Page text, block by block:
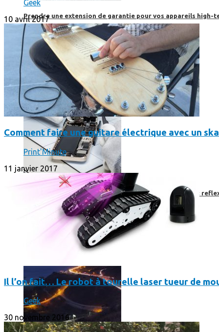
Prendre une extension de garantie pour vos appareils high-
Faut-il encore emmener son bon vieux appareil photo «
Geek
10 avril 2017
Comment faire une guitare électrique avec un
Print'Minute
11 janvier 2017
Il l’on fait… Le robot à tourelle laser tueur de
Geek
30 novembre 2016